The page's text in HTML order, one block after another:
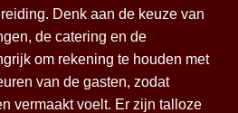
Denk aan de keuze van
de catering en de
om rekening te houden met
van de gasten, zodat
vermaakt voelt. Er zijn talloze